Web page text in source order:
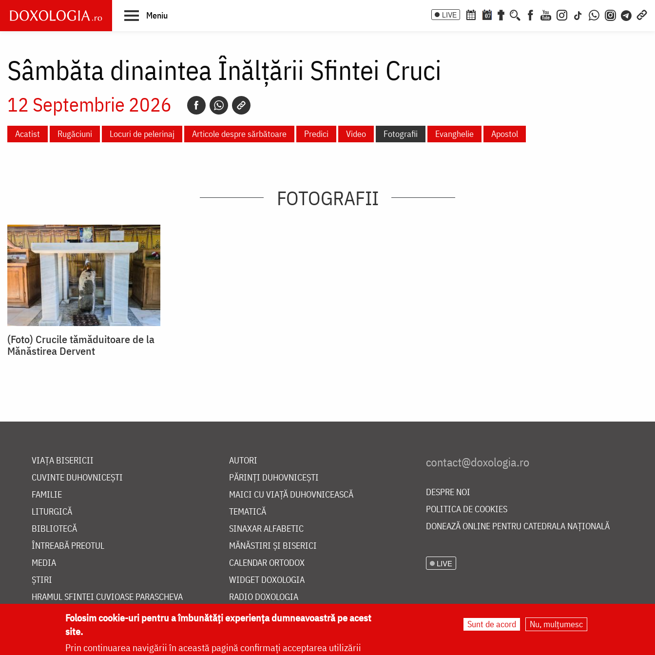
main
Meniu LIVE 07
Sâmbăta dinaintea Înălţării Sfintei Cruci
12 Septembrie 2026
Acatist Rugăciuni Locuri de pelerinaj Articole despre sărbătoare Predici Video Fotografii Evanghelie Apostol
FOTOGRAFII
(Foto) Crucile tămăduitoare de la
Mănăstirea Dervent
VIAȚA BISERICII
CUVINTE DUHOVNICEȘTI
FAMILIE
LITURGICĂ
BIBLIOTECĂ
ÎNTREABĂ PREOTUL
MEDIA
ȘTIRI
HRAMUL SFINTEI CUVIOASE PARASCHEVA
AUTORI
PĂRINȚI DUHOVNICEȘTI
MAICI CU VIAȚĂ DUHOVNICEASCĂ
TEMATICĂ
SINAXAR ALFABETIC
MĂNĂSTIRI ȘI BISERICI
CALENDAR ORTODOX
WIDGET DOXOLOGIA
RADIO DOXOLOGIA
DESPRE NOI
POLITICA DE COOKIES
DONEAZĂ ONLINE PENTRU CATEDRALA NAȚIONALĂ
LIVE
Folosim cookie-uri pentru a îmbunătăți experiența dumneavoastră pe acest
site.
Prin continuarea navigării în această pagină confirmați acceptarea utilizării
Sunt de acord Nu, mulțumesc